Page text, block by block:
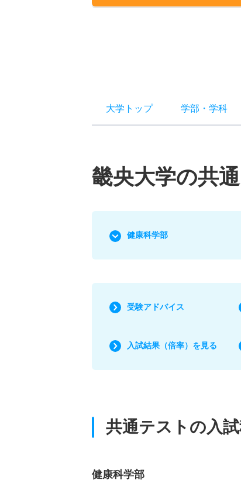
大学トップ 学部 ・ 学科
畿央大学の共
健康科学部
受験アドバイス
入試結果（倍率）を見る
共通テストの入
健康科学部